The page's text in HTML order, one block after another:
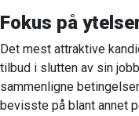
Fokus på
Det mest attraktive
tilbud i slutten av sin
sammenligne
bevisste på blant annet